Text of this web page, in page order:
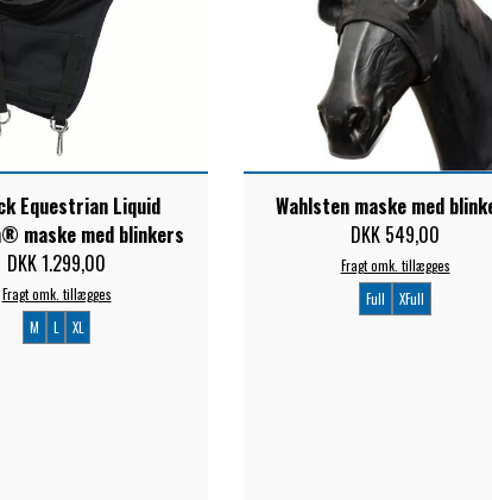
Equestrian Liquid
maske med blinkers
DKK 1.299,00
Fragt omk. tillægges
M
L XL
Wahlsten maske med
DKK 549,00
Fragt omk. tillægges
Full
XFull